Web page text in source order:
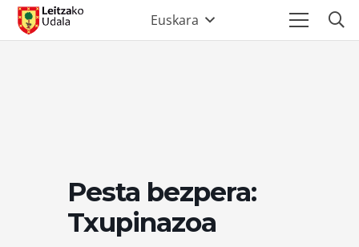
Euskara
Pesta bezpera:
Txupinazoa